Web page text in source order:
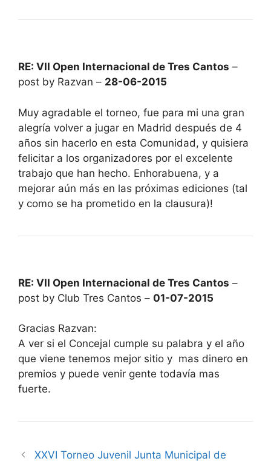
RE: VII Open Internacional de Tres Cantos –
post by Razvan – 28-06-2015
Muy agradable el torneo, fue para mi una gran
alegría volver a jugar en Madrid después de 4
años sin hacerlo en esta Comunidad, y quisiera
felicitar a los organizadores por el excelente
trabajo que han hecho. Enhorabuena, y a
mejorar aún más en las próximas ediciones (tal
y como se ha prometido en la clausura)!
RE: VII Open Internacional de Tres Cantos –
post by Club Tres Cantos – 01-07-2015
Gracias Razvan:
A ver si el Concejal cumple su palabra y el año
que viene tenemos mejor sitio y mas dinero en
premios y puede venir gente todavía mas
fuerte.
XXVI Torneo Juvenil Junta Municipal de